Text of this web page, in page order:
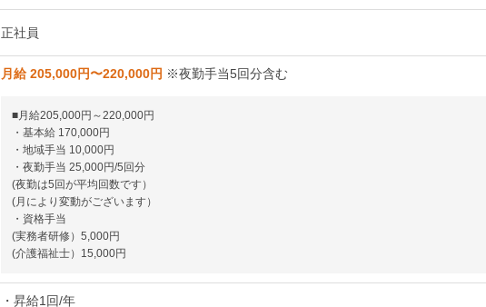
正社員
月給 205,000円〜220,000円 ※夜勤手当5回分含む
■月給205,000円～220,000円
・基本給 170,000円
・地域手当 10,000円
・夜勤手当 25,000円/5回分
(夜勤は5回が平均回数です）
(月により変動がございます）
・資格手当
(実務者研修）5,000円
(介護福祉士）15,000円
・昇給1回/年